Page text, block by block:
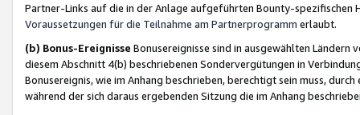
Partner-Links auf die in der Anlage aufgeführten Bounty-spezifischen
Voraussetzungen für die Teilnahme am Partnerprogramm erlaubt.
(b) Bonus-Ereignisse Bonusereignisse sind in ausgewählten Ländern
diesem Abschnitt 4(b) beschriebenen Sondervergütungen in
Bonusereignis, wie im Anhang beschrieben, berechtigt sein muss,
während der sich daraus ergebenden Sitzung die im Anhang